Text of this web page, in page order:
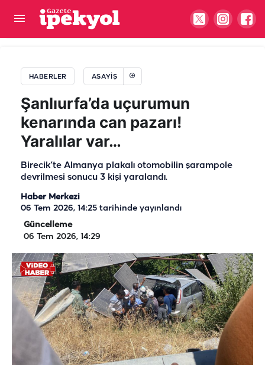
HABERLER ASAYIŞ
Şanlıurfa’da uçurumun
kenarında can pazarı!
Yaralılar var…
Birecik’te Almanya plakalı otomobilin şarampole
devrilmesi sonucu 3 kişi yaralandı.
Haber Merkezi
06 Tem 2026, 14:25 tarihinde yayınlandı
Güncelleme
06 Tem 2026, 14:29
Şanlıurfa'da düğün salonunda korku dolu anlar!